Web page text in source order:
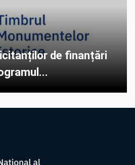
de finanțări